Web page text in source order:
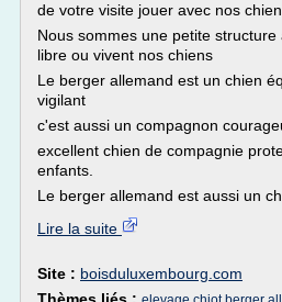
de votre visite jouer avec nos
Nous sommes une petite
libre ou vivent nos chiens
Le berger allemand est un chien
vigilant
c'est aussi un compagnon
excellent chien de compagnie
enfants.
Le berger allemand est aussi un
Lire la suite
Site : boisduluxembourg.com